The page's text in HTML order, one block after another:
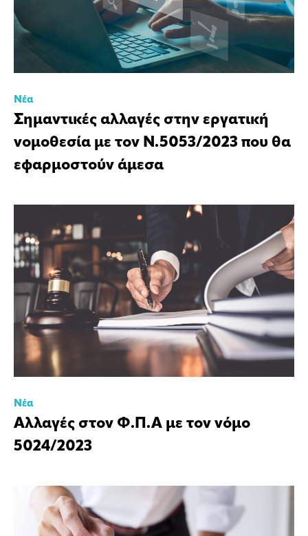
Νέα
Σημαντικές αλλαγές στην εργατική
νομοθεσία με τον Ν.5053/2023 που θα
εφαρμοστούν άμεσα
Νέα
Αλλαγές στον Φ.Π.Α με τον νόμο
5024/2023